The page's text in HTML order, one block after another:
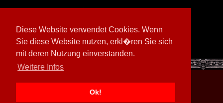
Diese Website verwendet Cookies. Wenn
Sie diese Website nutzen, erkl�ren Sie sich
mit deren Nutzung einverstanden.
Weitere Infos
Ok!
[ 594026/M3]